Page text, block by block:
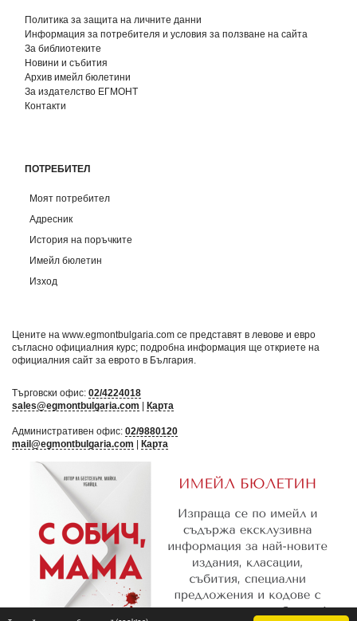
Политика за защита на личните данни
Информация за потребителя и условия за ползване на сайта
За библиотеките
Новини и събития
Архив имейл бюлетини
За издателство ЕГМОНТ
Контакти
ПОТРЕБИТЕЛ
Моят потребител
Адресник
История на поръчките
Имейл бюлетин
Изход
Цените на www.egmontbulgaria.com се представят в левове и евро
съгласно официалния курс; подробна информация ще откриете на
официалния сайт за еврото в България
Търговски офис: 02/4224018
sales@egmontbulgaria.com
Карта
Административен офис: 02/9880120
mail@egmontbulgaria.com
Карта